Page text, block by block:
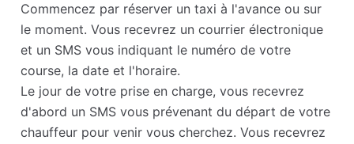
Commencez par réserver un taxi à l'avance ou sur
le moment. Vous recevrez un courrier électronique
et un SMS vous indiquant le numéro de votre
course, la date et l'horaire.
Le jour de votre prise en charge, vous recevrez
d'abord un SMS vous prévenant du départ de votre
chauffeur pour venir vous cherchez. Vous recevrez